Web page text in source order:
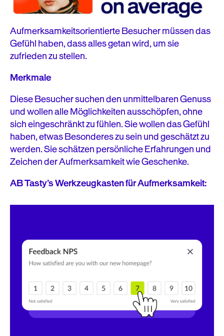
Aufmerksamkeitsorientierte Besucher müssen das
Gefühl haben, dass alles getan wird, um sie
zufrieden zu stellen.
Merkmale
Diese Besucher suchen den unmittelbaren Genuss
und wollen alle Möglichkeiten ausschöpfen, ohne
sich eingeschränkt zu fühlen. Sie wollen das Gefühl
haben, etwas Besonderes zu sein und geschätzt zu
werden. Sie schätzen persönliche Erfahrungen und
Zeichen der Aufmerksamkeit wie Geschenke.
AB Tasty’s Werkzeugkasten für Aufmerksamkeit: